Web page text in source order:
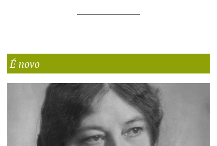
É novo